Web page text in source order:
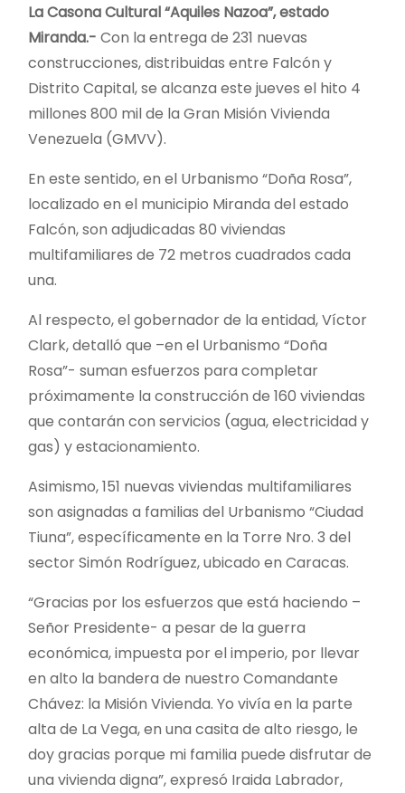
La Casona Cultural “Aquiles Nazoa”, estado
Miranda.- Con la entrega de 231 nuevas
construcciones, distribuidas entre Falcón y
Distrito Capital, se alcanza este jueves el hito 4
millones 800 mil de la Gran Misión Vivienda
Venezuela (GMVV).
En este sentido, en el Urbanismo “Doña Rosa”,
localizado en el municipio Miranda del estado
Falcón, son adjudicadas 80 viviendas
multifamiliares de 72 metros cuadrados cada
una.
Al respecto, el gobernador de la entidad, Víctor
Clark, detalló que –en el Urbanismo “Doña
Rosa”- suman esfuerzos para completar
próximamente la construcción de 160 viviendas
que contarán con servicios (agua, electricidad y
gas) y estacionamiento.
Asimismo, 151 nuevas viviendas multifamiliares
son asignadas a familias del Urbanismo “Ciudad
Tiuna”, específicamente en la Torre Nro. 3 del
sector Simón Rodríguez, ubicado en Caracas.
“Gracias por los esfuerzos que está haciendo –
Señor Presidente- a pesar de la guerra
económica, impuesta por el imperio, por llevar
en alto la bandera de nuestro Comandante
Chávez: la Misión Vivienda. Yo vivía en la parte
alta de La Vega, en una casita de alto riesgo, le
doy gracias porque mi familia puede disfrutar de
una vivienda digna”, expresó Iraida Labrador,